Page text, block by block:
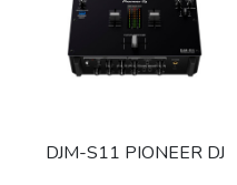
DJM-S11 PIONEER DJ